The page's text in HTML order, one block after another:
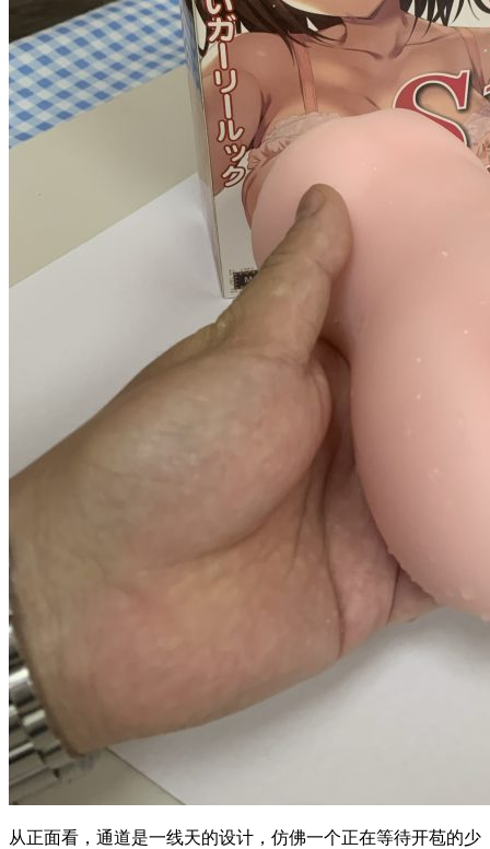
从正面看，通道是一线天的设计，仿佛一个正在等待开苞的少